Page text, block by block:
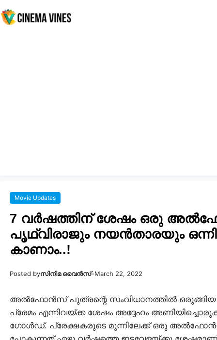
Movie Updates
7 വർഷത്തിന് ശേഷം ഒരു
പൃഥ്വിരാജും നയൻതാരയും
കാണാം..!
Posted byസിനിമ വൈൻസ്–March 22, 2022
അൽഫോൻസ് പുത്രന്റെ സംവിധാനത്തിൽ ഒരുങ്ങിയ
പ്രേമം എന്നിവയ്ക്ക ശേഷം അദ്ദേഹം
ഗോൾഡ്. പ്രേക്ഷകരുടെ മുന്നിലേക്ക് ഒരു